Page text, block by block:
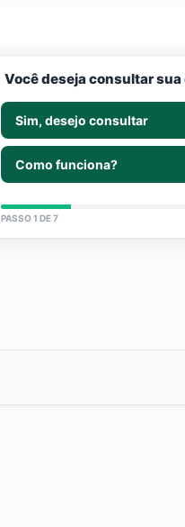
Você deseja consultar
Sim, desejo consultar
Como funciona?
PASSO 1 DE 7